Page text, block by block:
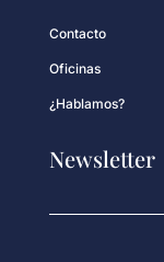
Contacto
Oficinas
¿Hablamos?
Newsletter